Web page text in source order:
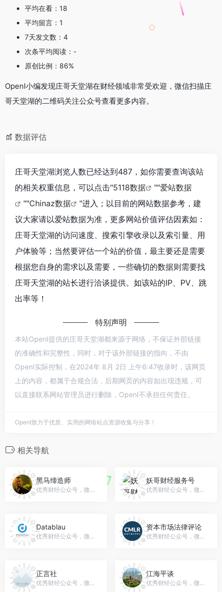
平均在看：18
平均留言：1
7天发文数：4
次条平均阅读：-
原创比例：86%
OpenI小编发现庄哥天堂湖在财经领域非常受欢迎，微信扫描庄
哥天堂湖的二维码关注公众号查看更多内容。
数据评估
庄哥天堂湖浏览人数已经达到487，如你需要查询该站
的相关权重信息，可以点击"5118数据 ""爱站数据
""Chinaz数据
"进入；以目前的网站数据参考，建
议大家请以爱站数据为准，更多网站价值评估因素如：
庄哥天堂湖的访问速度、搜索引擎收录以及索引量、用
户体验等；当然要评估一个站的价值，最主要还是需要
根据您自身的需求以及需要，一些确切的数据则需要找
庄哥天堂湖的站长进行洽谈提供。如该站的IP、PV、跳
出率等！
特别声明
本站OpenI提供的庄哥天堂湖都来源于网络，不保证外部链接
的准确性和完整性，同时，对于该外部链接的指向，不由
OpenI实际控制，在2024年 8月 2日 上午6:47收录时，该网页
上的内容，都属于合规合法，后期网页的内容如出现违规，可
以直接联系网站管理员进行删除，OpenI不承担任何责任。
OpenI致力于优质、实用的网络站点资源收集与分享！
相关导航
黑马缔造师
优秀财经公众号，微信号：gh_6f34055185bc
妖哥财经服务号
优秀财经公众号，微信号：gh_e8957599574b
Datablau
优秀财经公众号，微信号：gh_b41105a01168
资本市场法律评论
优秀财经公众号，微信号：gh_5eafdf75a33e
正言社
优秀财经公众号，微信号：gh_ec03792f431f
江海平谈
优秀财经公众号，微信号：gh_bafcec93ad49